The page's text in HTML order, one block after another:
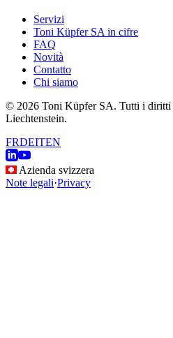
Servizi
Toni Küpfer SA in cifre
FAQ
Novità
Contatto
Chi siamo
© 2026 Toni Küpfer SA. Tutti i diritti
Liechtenstein.
FRDEITEN
Azienda svizzera
Note legali·Privacy